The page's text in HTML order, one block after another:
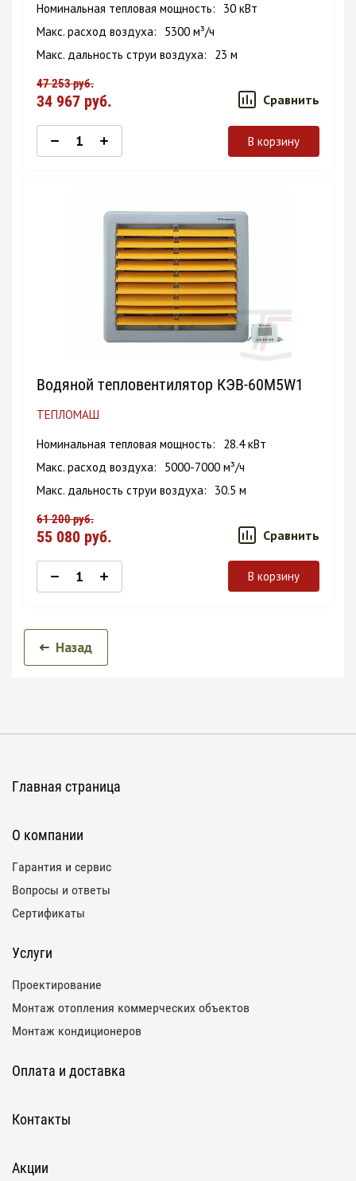
Номинальная тепловая мощность
30 кВт
Макс. расход воздуха
5300 м³/ч
Макс. дальность струи воздуха
23 м
47 253руб.
34 967 руб. Сравнить
В корзину
Водяной тепловентилятор КЭВ-60M5W1
ТЕПЛОМАШ
Номинальная тепловая мощность
28.4 кВт
Макс. расход воздуха
5000-7000 м³/ч
Макс. дальность струи воздуха
30.5 м
61 200руб.
55 080 руб. Сравнить
В корзину
Назад
Главная страница
О компании
Гарантия и сервис
Вопросы и ответы
Сертификаты
Услуги
Проектирование
Монтаж отопления коммерческих объектов
Монтаж кондиционеров
Оплата и доставка
Контакты
Акции